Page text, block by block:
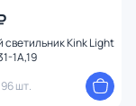
светильник Kink Light
1A,19
шт.